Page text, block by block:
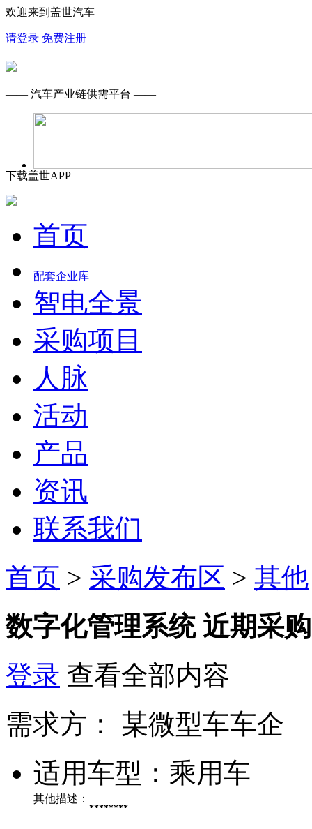
欢迎来到盖世汽车
请登录 免费注册
—— 汽车产业链供需平台 ——
下载盖世APP
首页
配套企业库
智电全景
采购项目
人脉
活动
产品
资讯
联系我们
首页 > 采购发布区 > 其他
数字化管理系统 近期采购
登录 查看全部内容
需求方：
某微型车车企
适用车型： 乘用车
其他描述：
********